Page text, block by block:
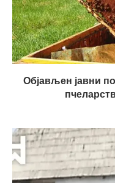
Објављен јавни